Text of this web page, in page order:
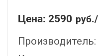
Цена: 2590
Производитель: